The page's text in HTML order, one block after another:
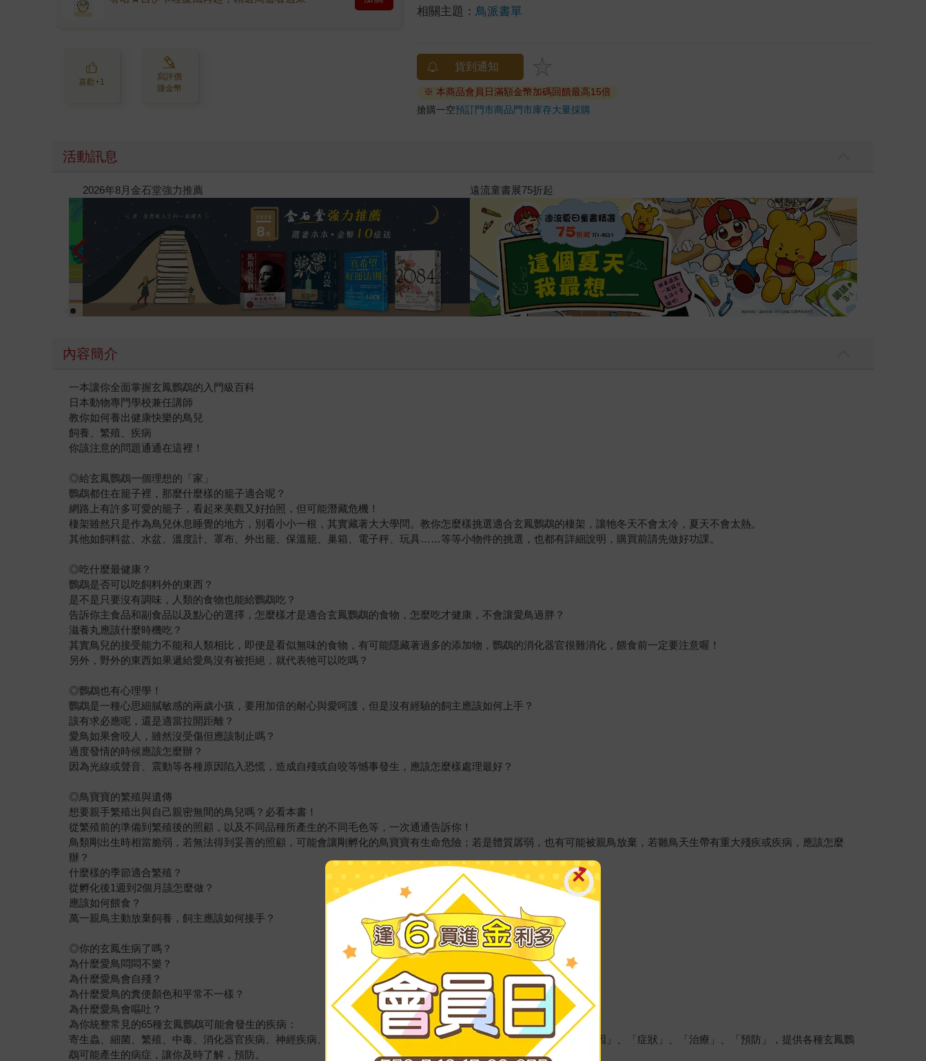
喜歡+1
寫評價
賺金幣
相關主題： 鳥派書單
貨到通知
※ 本商品會員日滿額金幣加碼回饋最高15倍
搶購一空預訂門市商品門市庫存大量採購
活動訊息
閱讀漫遊錄-2026上半年暢銷榜 2026年8月金石堂強力推薦
內容簡介
一本讓你全面掌握玄鳳鸚鵡的入門級百科
日本動物專門學校兼任講師
教你如何養出健康快樂的鳥兒
飼養、繁殖、疾病
你該注意的問題通通在這裡！
◎給玄鳳鸚鵡一個理想的「家」
鸚鵡都住在籠子裡，那麼什麼樣的籠子適合呢？
網路上有許多可愛的籠子，看起來美觀又好拍照，但可能潛藏危機！
棲架雖然只是作為鳥兒休息睡覺的地方，別看小小一根，其實藏著大大學問。教你怎麼樣挑選適合玄鳳鸚鵡的棲架，讓牠冬天不會太冷，夏天不會太熱。
其他如飼料盆、水盆、溫度計、罩布、外出籠、保溫籠、巢箱、電子秤、玩具……等等小物件的挑選，也都有詳細說明，購買前請先做好功課。
◎吃什麼最健康？
鸚鵡是否可以吃飼料外的東西？
是不是只要沒有調味，人類的食物也能給鸚鵡吃？
告訴你主食品和副食品以及點心的選擇，怎麼樣才是適合玄鳳鸚鵡的食物，怎麼吃才健康，不會讓愛鳥過胖？
滋養丸應該什麼時機吃？
其實鳥兒的接受能力不能和人類相比，即便是看似無味的食物，有可能隱藏著過多的添加物，鸚鵡的消化器官很難消化，餵食前一定要注意喔！
另外，野外的東西如果遞給愛鳥沒有被拒絕，就代表牠可以吃嗎？
◎鸚鵡也有心理學！
鸚鵡是一種心思細膩敏感的兩歲小孩，要用加倍的耐心與愛呵護，但是沒有經驗的飼主應該如何上手？
該有求必應呢，還是適當拉開距離？
愛鳥如果會咬人，雖然沒受傷但應該制止嗎？
過度發情的時候應該怎麼辦？
因為光線或聲音、震動等各種原因陷入恐慌，造成自殘或自咬等憾事發生，應該怎麼樣處理最好？
◎鳥寶寶的繁殖與遺傳
想要親手繁殖出與自己親密無間的鳥兒嗎？必看本書！
從繁殖前的準備到繁殖後的照顧，以及不同品種所產生的不同毛色等，一次通通告訴你！
鳥類剛出生時相當脆弱，若無法得到妥善的照顧，可能會讓剛孵化的鳥寶寶有生命危險；若是體質孱弱，也有可能被親鳥放棄，若雛鳥天生帶有重大殘疾或疾病，應該怎麼
辦？
什麼樣的季節適合繁殖？
從孵化後1週到2個月該怎麼做？
應該如何餵食？
萬一親鳥主動放棄飼養，飼主應該如何接手？
◎你的玄鳳生病了嗎？
為什麼愛鳥悶悶不樂？
為什麼愛鳥會自殘？
為什麼愛鳥的糞便顏色和平常不一樣？
為什麼愛鳥會嘔吐？
為你統整常見的65種玄鳳鸚鵡可能會發生的疾病：
寄生蟲、細菌、繁殖、中毒、消化器官疾病、神經疾病、眼睛耳朵疾病、皮膚病、事故、心理疾病等，徹底解析「原因」、「症狀」、「治療」、「預防」，提供各種玄鳳鸚
鵡可能產生的病症，讓你及時了解，預防。